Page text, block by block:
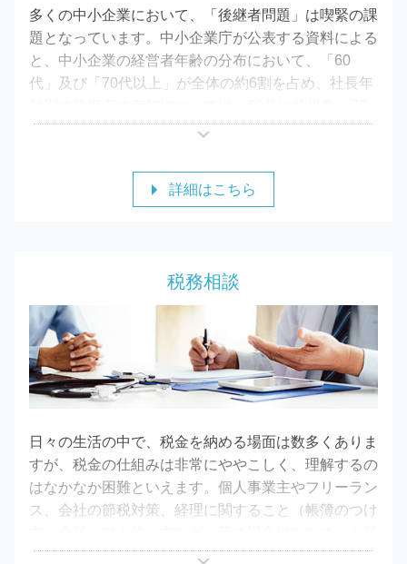
多くの中小企業において、「後継者問題」は喫緊の課
題となっています。中小企業庁が公表する資料による
と、中小企業の経営者年齢の分布において、「60
代」及び「70代以上」が全体の約6割を占め、社長年
代は約4割、80代では約3割が後継者不在となってい
多くの中小企業の経営者において高齢化の問題に直面
しており、後継者へ経営をどのように承継するかが大
長年の事業により獲得してきた、技術、ノウハウ、顧
客、従業員などの資源を存続させていくためにも、ま
ずは当事務所までご相談ください。
詳細はこちら
税務相談
日々の生活の中で、税金を納める場面は数多くありま
すが、税金の仕組みは非常にややこしく、理解するの
はなかなか困難といえます。個人事業主やフリーラン
ス、会社の節税対策、経理に関すること（帳簿のつけ
しく、専門的知識が求められることも少なくありませ